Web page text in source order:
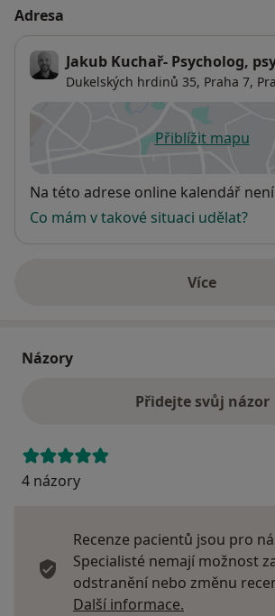
Adresa
Jakub Kuchař- Psycholog,
Dukelských hrdinů 35, Praha 7,
Přiblížit mapu
se otevře
Dostupnost
Na této adrese online kalendář
Co mám v takové situaci udělat?
Víceo adrese
Názory
Přidejte svůj názor
4 názory
Recenze pacientů jsou pro
Specialisté nemají možnost
odstranění nebo změnu
Další informace.